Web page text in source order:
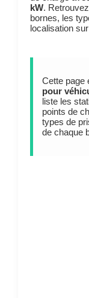
kW.
bornes, les
localisation
Cette page
pour
liste les
points de
types de
de chaque